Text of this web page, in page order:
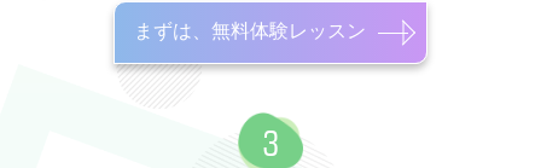
まずは、無料体験レッスン